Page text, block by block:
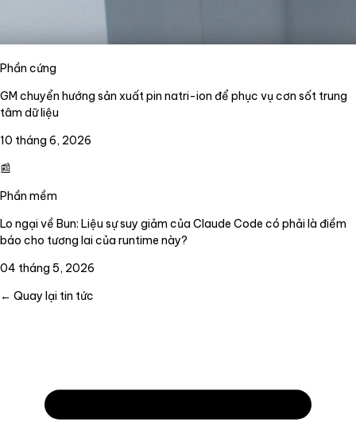
Phần cứng
GM chuyển hướng sản xuất pin natri-ion để phục vụ cơn sốt trung
tâm dữ liệu
10 tháng 6, 2026
📰
Phần mềm
Lo ngại về Bun: Liệu sự suy giảm của Claude Code có phải là điềm
báo cho tương lai của runtime này?
04 tháng 5, 2026
← Quay lại tin tức